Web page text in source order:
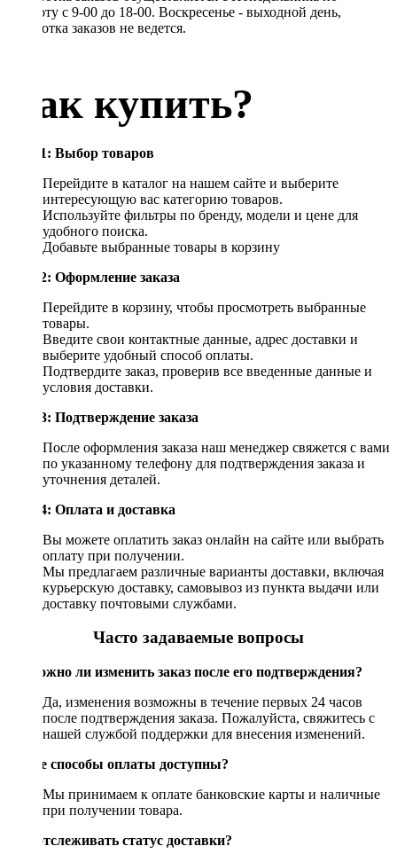
Субботу с 9-00 до 18-00. Воскресенье - выходной день,
обработка заказов не ведется.
Как купить?
Шаг 1: Выбор товаров
Перейдите в каталог на нашем сайте и выберите
интересующую вас категорию товаров.
Используйте фильтры по бренду, модели и цене для
удобного поиска.
Добавьте выбранные товары в корзину
Шаг 2: Оформление заказа
Перейдите в корзину, чтобы просмотреть выбранные
товары.
Введите свои контактные данные, адрес доставки и
выберите удобный способ оплаты.
Подтвердите заказ, проверив все введенные данные и
условия доставки.
Шаг 3: Подтверждение заказа
После оформления заказа наш менеджер свяжется с вами
по указанному телефону для подтверждения заказа и
уточнения деталей.
Шаг 4: Оплата и доставка
Вы можете оплатить заказ онлайн на сайте или выбрать
оплату при получении.
Мы предлагаем различные варианты доставки, включая
курьерскую доставку, самовывоз из пункта выдачи или
доставку почтовыми службами.
Часто задаваемые вопросы
Возможно ли изменить заказ после его подтверждения?
Да, изменения возможны в течение первых 24 часов
после подтверждения заказа. Пожалуйста, свяжитесь с
нашей службой поддержки для внесения изменений.
Какие способы оплаты доступны?
Мы принимаем к оплате банковские карты и наличные
при получении товара.
Как отслеживать статус доставки?